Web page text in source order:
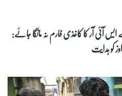
آئی آر کا کاغذی فارم نہ مانگا جائے:
کو ہدایت